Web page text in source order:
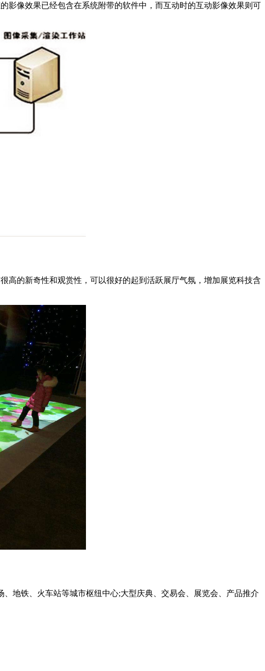
影像效果已经包含在系统附带的软件中，而互动时的互动影像效果则可
高的新奇性和观赏性，可以很好的起到活跃展厅气氛，增加展览科技含
地铁、火车站等城市枢纽中心;大型庆典、交易会、展览会、产品推介